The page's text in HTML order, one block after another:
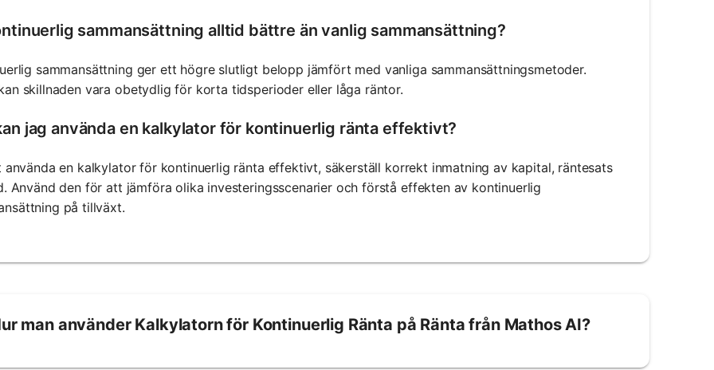
sammansättning alltid bättre än vanlig sammansättning?
sammansättning ger ett högre slutligt belopp jämfört med vanliga sammansättningsmetoder.
skillnaden vara obetydlig för korta tidsperioder eller låga räntor.
jag använda en kalkylator för kontinuerlig ränta effektivt?
använda en kalkylator för kontinuerlig ränta effektivt, säkerställ korrekt inmatning av kapital, räntesats
Använd den för att jämföra olika investeringsscenarier och förstå effekten av kontinuerlig
på tillväxt.
man använder Kalkylatorn för Kontinuerlig Ränta på Ränta från Mathos AI?